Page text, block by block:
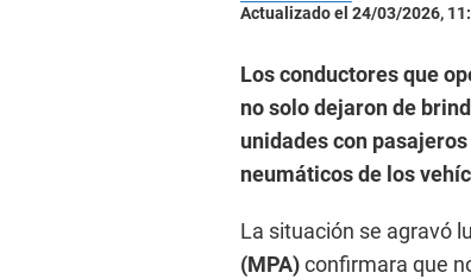
Actualizado el 24/03/2026,
Los conductores que
no solo dejaron de
unidades con
neumáticos de los
La situación se agravó
(MPA)confirmara que